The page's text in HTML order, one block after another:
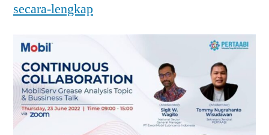
secara-lengkap